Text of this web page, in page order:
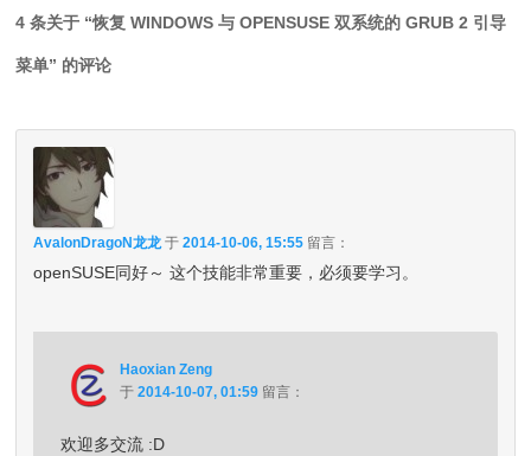
4 条关于 “恢复 WINDOWS 与 OPENSUSE 双系统的 GRUB 2 引导
菜单” 的评论
AvalonDragoN龙龙于2014-10-06, 15:55 留言：
openSUSE同好～ 这个技能非常重要，必须要学习。
Haoxian Zeng
于2014-10-07, 01:59 留言：
欢迎多交流 :D